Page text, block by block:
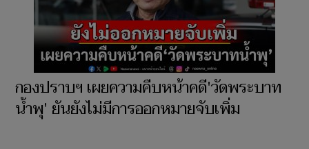
กองปราบฯ เผยความคืบหน้าคดี'วัดพระบาท
น้ำพุ' ยันยังไม่มีการออกหมายจับเพิ่ม